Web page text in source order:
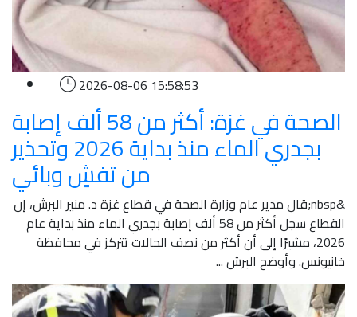
2026-08-06 15:58:53
الصحة في غزة: أكثر من 58 ألف إصابة
بجدري الماء منذ بداية 2026 وتحذير
من تفشٍ وبائي
&nbsp;قال مدير عام وزارة الصحة في قطاع غزة د. منير البرش، إن
القطاع سجل أكثر من 58 ألف إصابة بجدري الماء منذ بداية عام
2026، مشيرًا إلى أن أكثر من نصف الحالات تتركز في محافظة
خانيونس. وأوضح البرش ...